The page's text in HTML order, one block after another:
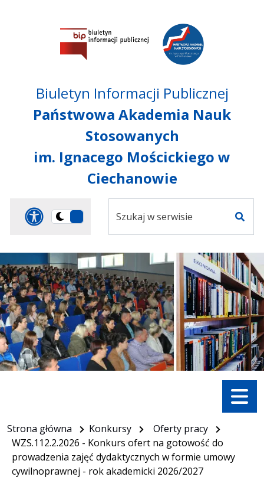
głównego menu
Przejdź do treści
Przejdź do mapy
serwisu
Biuletyn Informacji Publicznej
Państwowa Akademia Nauk
Stosowanych
im. Ignacego Mościckiego w
Ciechanowie
Panel dostosowania
Przełącz
ciemną
serwisie
Menu
Strona główna Konkursy
Oferty pracy
WZS.112.2.2026 - Konkurs ofert na gotowość do
prowadzenia zajęć dydaktycznych w formie umowy
cywilnoprawnej - rok akademicki 2026/2027